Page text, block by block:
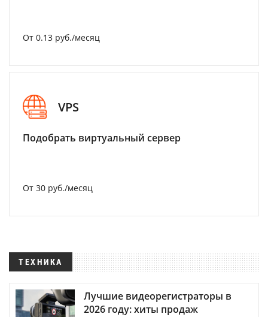
От 0.13 руб./месяц
VPS
Подобрать виртуальный сервер
От 30 руб./месяц
ТЕХНИКА
Лучшие видеорегистраторы в
2026 году: хиты продаж